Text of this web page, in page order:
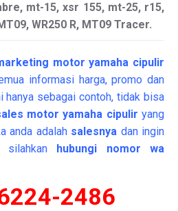
mt-15, xsr 155, mt-25, r15,
WR250 R, MT09 Tracer.
motor yamaha cipulir
informasi harga, promo dan
hanya sebagai contoh, tidak bisa
motor yamaha cipulir yang
anda adalah salesnya dan ingin
silahkan hubungi nomor wa
2486